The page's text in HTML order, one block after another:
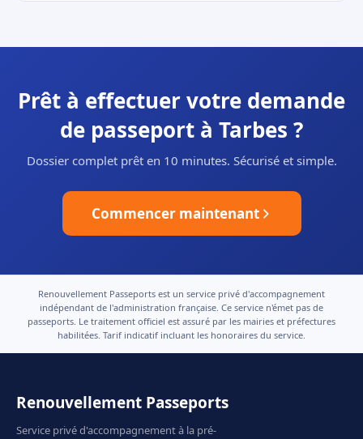
Prêt à effectuer votre demande
de passeport à Tarbes ?
Dossier complet prêt en 10 minutes. Sécurisé et simple.
Commencer maintenant
Renouvellement Passeports est un service privé d'accompagnement
indépendant de l'administration française. Ce service n'émet pas de
passeports. Le traitement officiel est assuré par les mairies et préfectures
habilitées. Tarif indicatif incluant les honoraires du service.
Renouvellement Passeports
Service privé d'accompagnement à la pré-